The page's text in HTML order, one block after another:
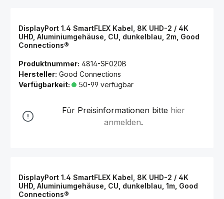
DisplayPort 1.4 SmartFLEX Kabel, 8K UHD-2 / 4K
UHD, Aluminiumgehäuse, CU, dunkelblau, 2m, Good
Connections®
Produktnummer: 4814-SF020B
Hersteller: Good Connections
Verfügbarkeit:
50-99 verfügbar
Für Preisinformationen bitte hier
anmelden.
DisplayPort 1.4 SmartFLEX Kabel, 8K UHD-2 / 4K
UHD, Aluminiumgehäuse, CU, dunkelblau, 1m, Good
Connections®